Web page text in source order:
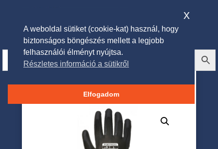
Portwest Nylon kesztyű PU
tenyérmártott – fekete
A weboldal sütiket (cookie-kat) használ, hogy
biztonságos böngészés mellett a legjobb
felhasználói élményt nyújtsa.
Részletes információ a sütikről
Elfogadom
x